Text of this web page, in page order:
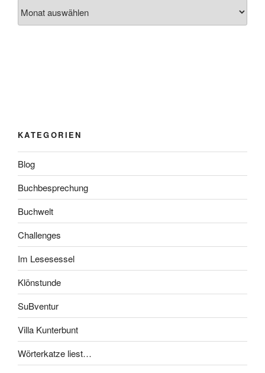
KATEGORIEN
Blog
Buchbesprechung
Buchwelt
Challenges
Im Lesesessel
Klönstunde
SuBventur
Villa Kunterbunt
Wörterkatze liest…